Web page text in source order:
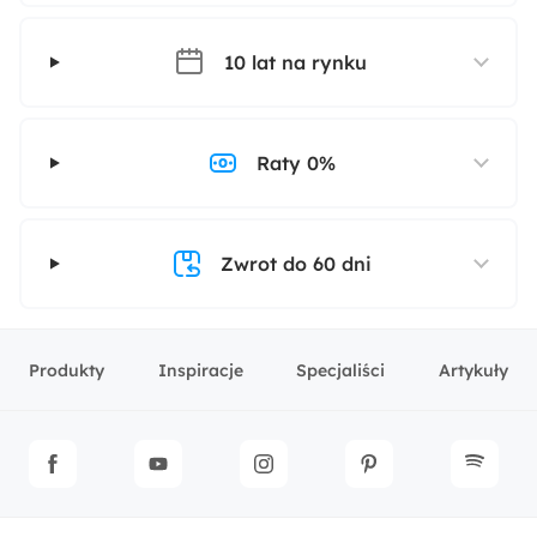
10 lat na rynku
Raty 0%
Zwrot do 60 dni
Produkty Inspiracje Specjaliści Artykuły